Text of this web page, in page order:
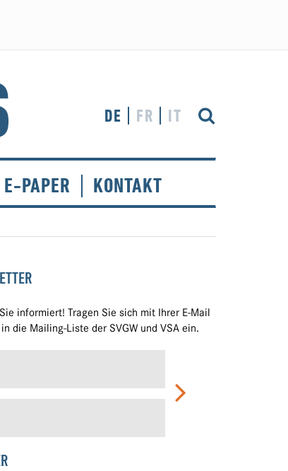
DE FR IT
E-PAPER KONTAKT
informiert! Tragen Sie sich mit Ihrer E-Mail
die Mailing-Liste der SVGW und VSA ein.